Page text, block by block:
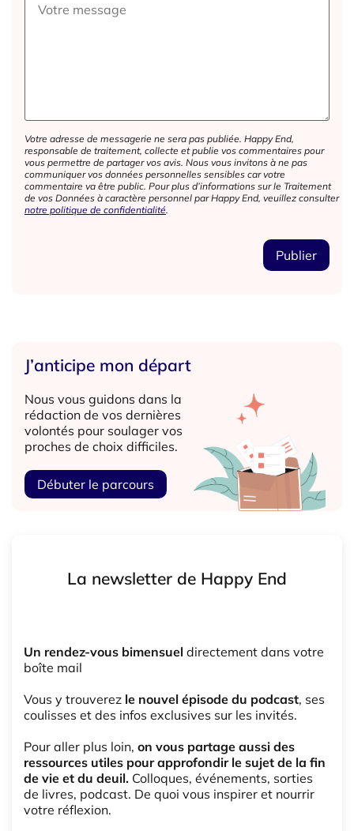
Votre adresse de messagerie ne sera pas publiée. Happy End,
responsable de traitement, collecte et publie vos commentaires pour
vous permettre de partager vos avis. Nous vous invitons à ne pas
communiquer vos données personnelles sensibles car votre
commentaire va être public. Pour plus d’informations sur le Traitement
de vos Données à caractère personnel par Happy End, veuillez consulter
notre politique de confidentialité.
J’anticipe mon départ
Nous vous guidons dans la
rédaction de vos dernières
volontés pour soulager vos
proches de choix difficiles.
Débuter le parcours
La newsletter de Happy End
Un rendez-vous bimensuel directement dans votre
boîte mail
Vous y trouverez le nouvel épisode du podcast, ses
coulisses et des infos exclusives sur les invités.
Pour aller plus loin, on vous partage aussi des
ressources utiles pour approfondir le sujet de la fin
de vie et du deuil. Colloques, événements, sorties
de livres, podcast. De quoi vous inspirer et nourrir
votre réflexion.